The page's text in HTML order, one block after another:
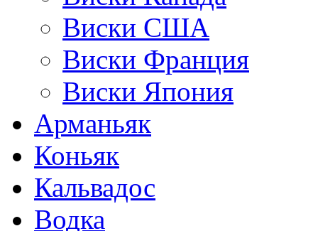
Виски США
Виски Франция
Виски Япония
Арманьяк
Коньяк
Кальвадос
Водка